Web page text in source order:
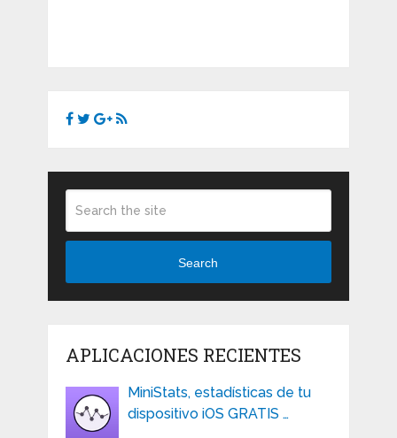
Search
APLICACIONES RECIENTES
MiniStats, estadísticas de tu
dispositivo iOS GRATIS …